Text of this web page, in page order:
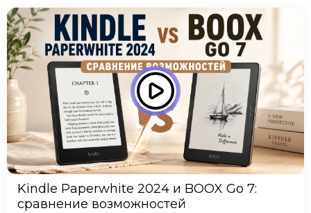
Kindle Paperwhite 2024 и BOOX Go 7:
сравнение возможностей